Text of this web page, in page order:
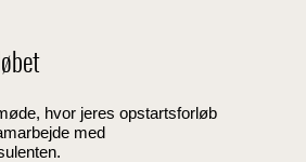
hvor jeres opstartsforløb
med